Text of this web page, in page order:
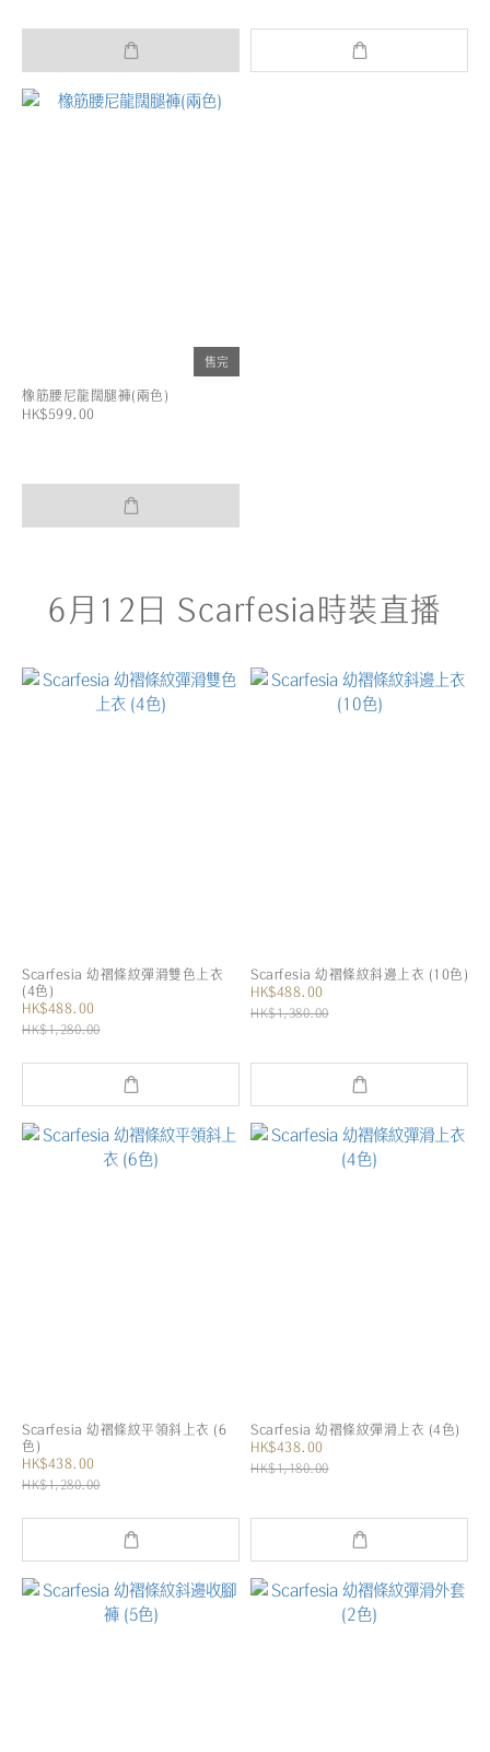
售完
橡筋腰尼龍闊腿褲(兩色)
HK$599.00
6月12日 Scarfesia時裝直播
Scarfesia 幼褶條紋彈滑雙色上衣
(4色)
HK$488.00
HK$1,280.00
Scarfesia 幼褶條紋斜邊上衣 (10色)
HK$488.00
HK$1,380.00
Scarfesia 幼褶條紋平領斜上衣 (6
色)
HK$438.00
HK$1,280.00
Scarfesia 幼褶條紋彈滑上衣 (4色)
HK$438.00
HK$1,180.00